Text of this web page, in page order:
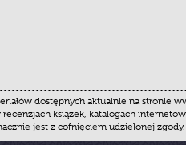
dostępnych aktualnie na stronie
książek, katalogach
jest z cofnięciem udzielonej zgody.